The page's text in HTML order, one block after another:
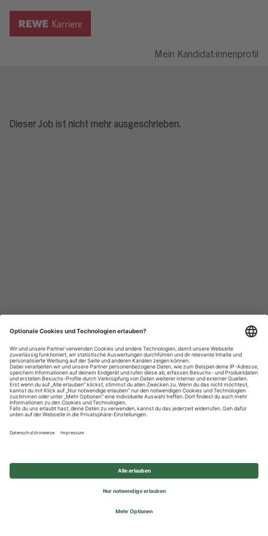
Mein Kandidat:innenprofil
Dieser Job ist nicht mehr ausgeschrieben.
Datenschutzhinweise
Impressum
Privatsphäre-Einstellungen
© 2026 REWE Group - All rights reserved